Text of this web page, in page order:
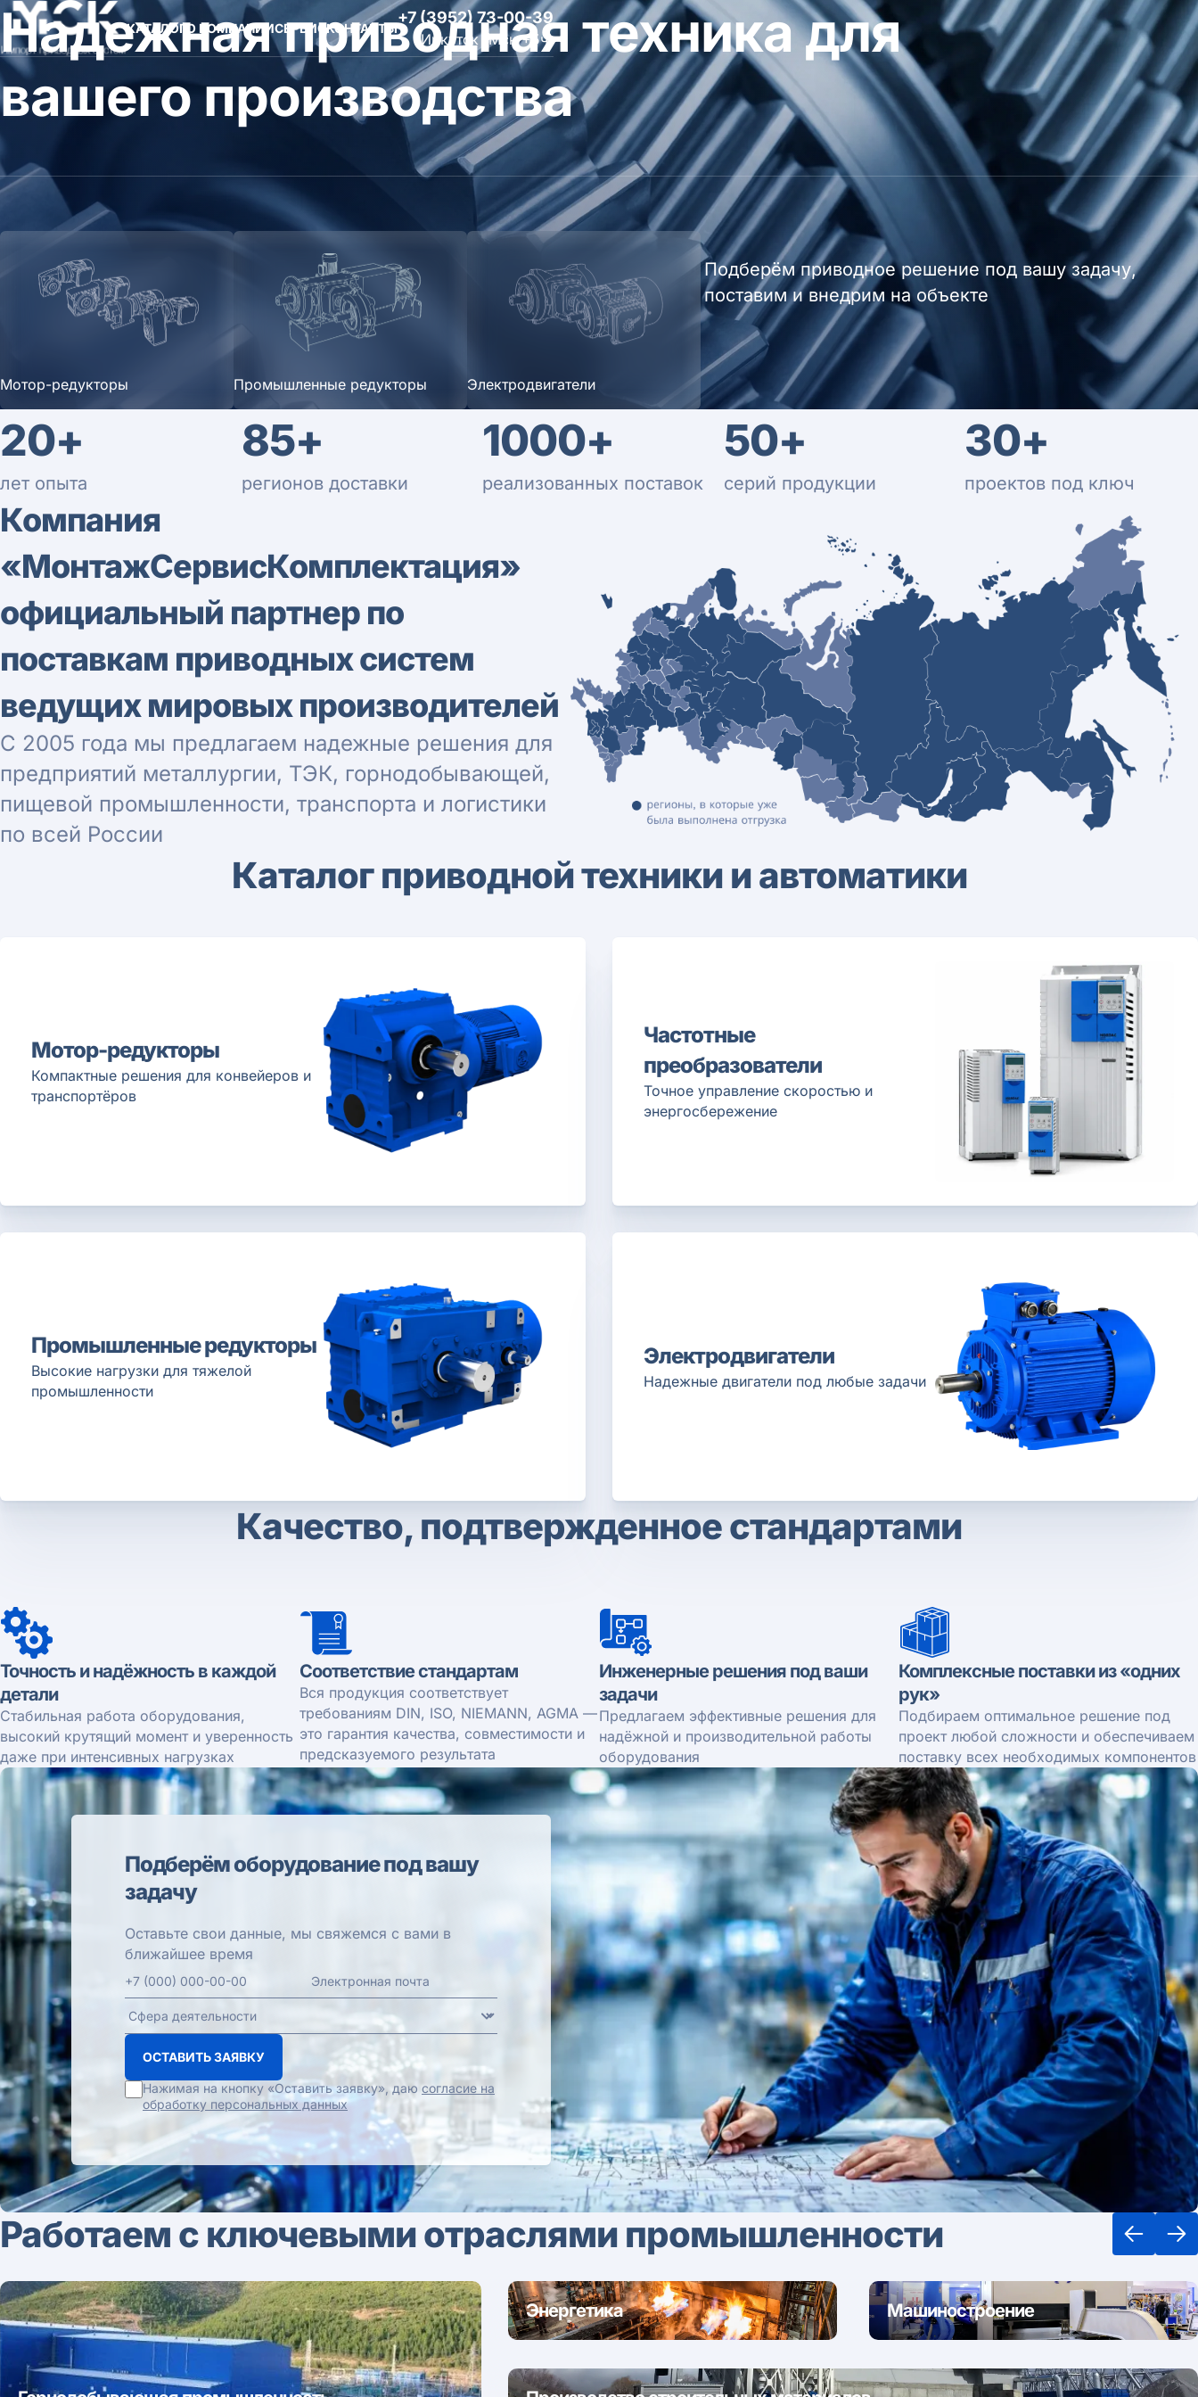
КАТАЛОГО КОМПАНИИСЕРВИСКОНТАКТЫ
+7 (3952) 73-00-39
Иркутск (Мск +5ч)
Надежная приводная техника для
вашего производства
Мотор-редукторы Промышленные редукторы Электродвигатели
Подберём приводное решение под вашу задачу,
поставим и внедрим на объекте
20+
лет опыта
85+
регионов доставки
1000+
реализованных поставок
50+
серий продукции
30+
проектов под ключ
Компания
«МонтажСервисКомплектация»
официальный партнер по
поставкам приводных систем
ведущих мировых производителей
С 2005 года мы предлагаем надежные решения для
предприятий металлургии, ТЭК, горнодобывающей,
пищевой промышленности, транспорта и логистики
по всей России
Каталог приводной техники и автоматики
Мотор-редукторы
Компактные решения для конвейеров и
транспортёров
Частотные
преобразователи
Точное управление скоростью и
энергосбережение
Промышленные редукторы
Высокие нагрузки для тяжелой
промышленности
Электродвигатели
Надежные двигатели под любые задачи
Качество, подтвержденное стандартами
Точность и надёжность в каждой
детали
Стабильная работа оборудования,
высокий крутящий момент и уверенность
даже при интенсивных нагрузках
Соответствие стандартам
Вся продукция соответствует
требованиям DIN, ISO, NIEMANN, AGMA —
это гарантия качества, совместимости и
предсказуемого результата
Инженерные решения под ваши
задачи
Предлагаем эффективные решения для
надёжной и производительной работы
оборудования
Комплексные поставки из «одних
рук»
Подбираем оптимальное решение под
проект любой сложности и обеспечиваем
поставку всех необходимых компонентов
Подберём оборудование под вашу
задачу
Оставьте свои данные, мы свяжемся с вами в
ближайшее время
ОСТАВИТЬ ЗАЯВКУ
Нажимая на кнопку «Оставить заявку», даю согласие на
обработку персональных данных
Работаем с ключевыми отраслями промышленности
Энергетика Машиностроение